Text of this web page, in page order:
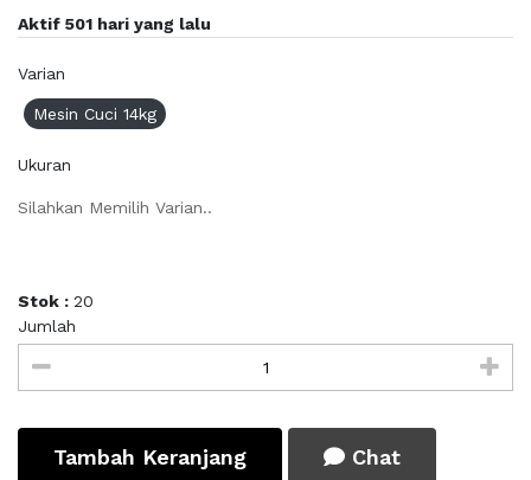
Aktif 501 hari yang lalu
Varian
Mesin Cuci 14kg
Ukuran
Silahkan Memilih Varian..
Stok : 20
Jumlah
Tambah Keranjang Chat